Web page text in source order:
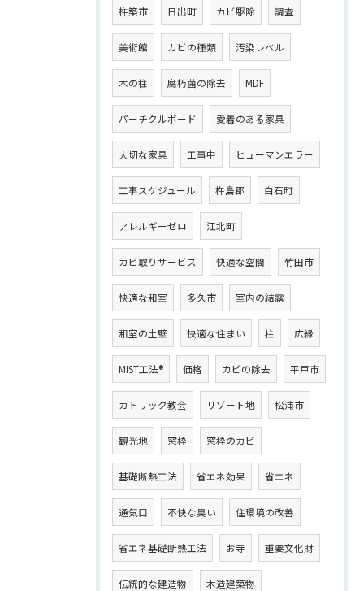
杵築市 日出町 カビ駆除 調査
美術館 カビの種類 汚染レベル
木の柱 腐朽菌の除去 MDF
パーチクルボード 愛着のある家具
大切な家具 工事中 ヒューマンエラー
工事スケジュール 杵島郡 白石町
アレルギーゼロ 江北町
カビ取りサービス 快適な空間 竹田市
快適な和室 多久市 室内の結露
和室の土壁 快適な住まい 柱 広縁
MIST工法® 価格 カビの除去 平戸市
カトリック教会 リゾート地 松浦市
観光地 窓枠 窓枠のカビ
基礎断熱工法 省エネ効果 省エネ
通気口 不快な臭い 住環境の改善
省エネ基礎断熱工法 お寺 重要文化財
伝統的な建造物 木造建築物